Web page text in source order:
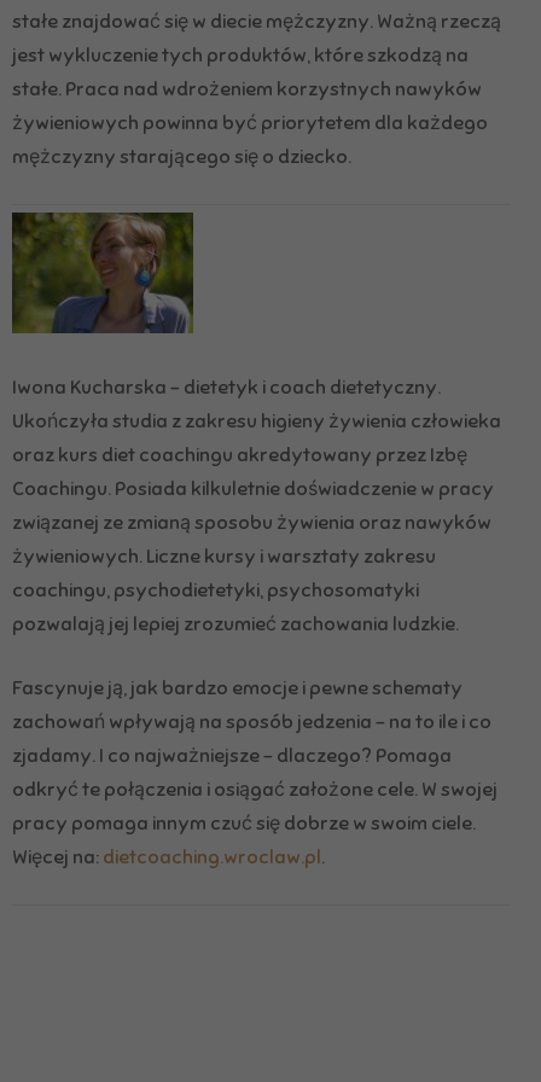
stałe znajdować się w diecie mężczyzny. Ważną rzeczą
jest wykluczenie tych produktów, które szkodzą na
stałe. Praca nad wdrożeniem korzystnych nawyków
żywieniowych powinna być priorytetem dla każdego
mężczyzny starającego się o dziecko.
Iwona Kucharska – dietetyk i coach dietetyczny.
Ukończyła studia z zakresu higieny żywienia człowieka
oraz kurs diet coachingu akredytowany przez Izbę
Coachingu. Posiada kilkuletnie doświadczenie w pracy
związanej ze zmianą sposobu żywienia oraz nawyków
żywieniowych. Liczne kursy i warsztaty zakresu
coachingu, psychodietetyki, psychosomatyki
pozwalają jej lepiej zrozumieć zachowania ludzkie.
Fascynuje ją, jak bardzo emocje i pewne schematy
zachowań wpływają na sposób jedzenia – na to ile i co
zjadamy. I co najważniejsze – dlaczego? Pomaga
odkryć te połączenia i osiągać założone cele. W swojej
pracy pomaga innym czuć się dobrze w swoim ciele.
Więcej na: dietcoaching.wroclaw.pl.